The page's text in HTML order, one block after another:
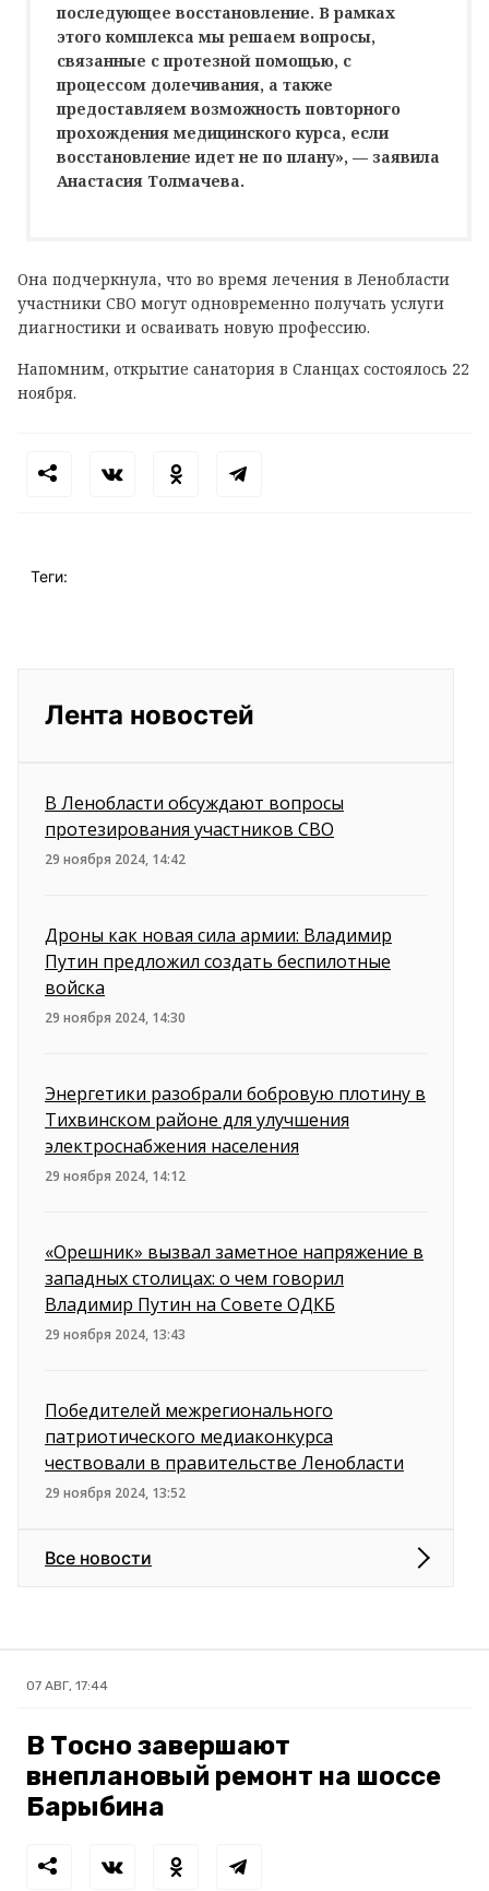
последующее восстановление. В рамках
этого комплекса мы решаем вопросы,
связанные с протезной помощью, с
процессом долечивания, а также
предоставляем возможность повторного
прохождения медицинского курса, если
восстановление идет не по плану», — заявила
Анастасия Толмачева.
Она подчеркнула, что во время лечения в Ленобласти
участники СВО могут одновременно получать услуги
диагностики и осваивать новую профессию.
Напомним, открытие санатория в Сланцах состоялось 22
ноября.
Теги:
Лента новостей
В Ленобласти обсуждают вопросы
протезирования участников СВО
29 ноября 2024, 14:42
Дроны как новая сила армии: Владимир
Путин предложил создать беспилотные
войска
29 ноября 2024, 14:30
Энергетики разобрали бобровую плотину в
Тихвинском районе для улучшения
электроснабжения населения
29 ноября 2024, 14:12
«Орешник» вызвал заметное напряжение в
западных столицах: о чем говорил
Владимир Путин на Совете ОДКБ
29 ноября 2024, 13:43
Победителей межрегионального
патриотического медиаконкурса
чествовали в правительстве Ленобласти
29 ноября 2024, 13:52
Все новости
07 АВГ, 17:44
В Тосно завершают
внеплановый ремонт на шоссе
Барыбина